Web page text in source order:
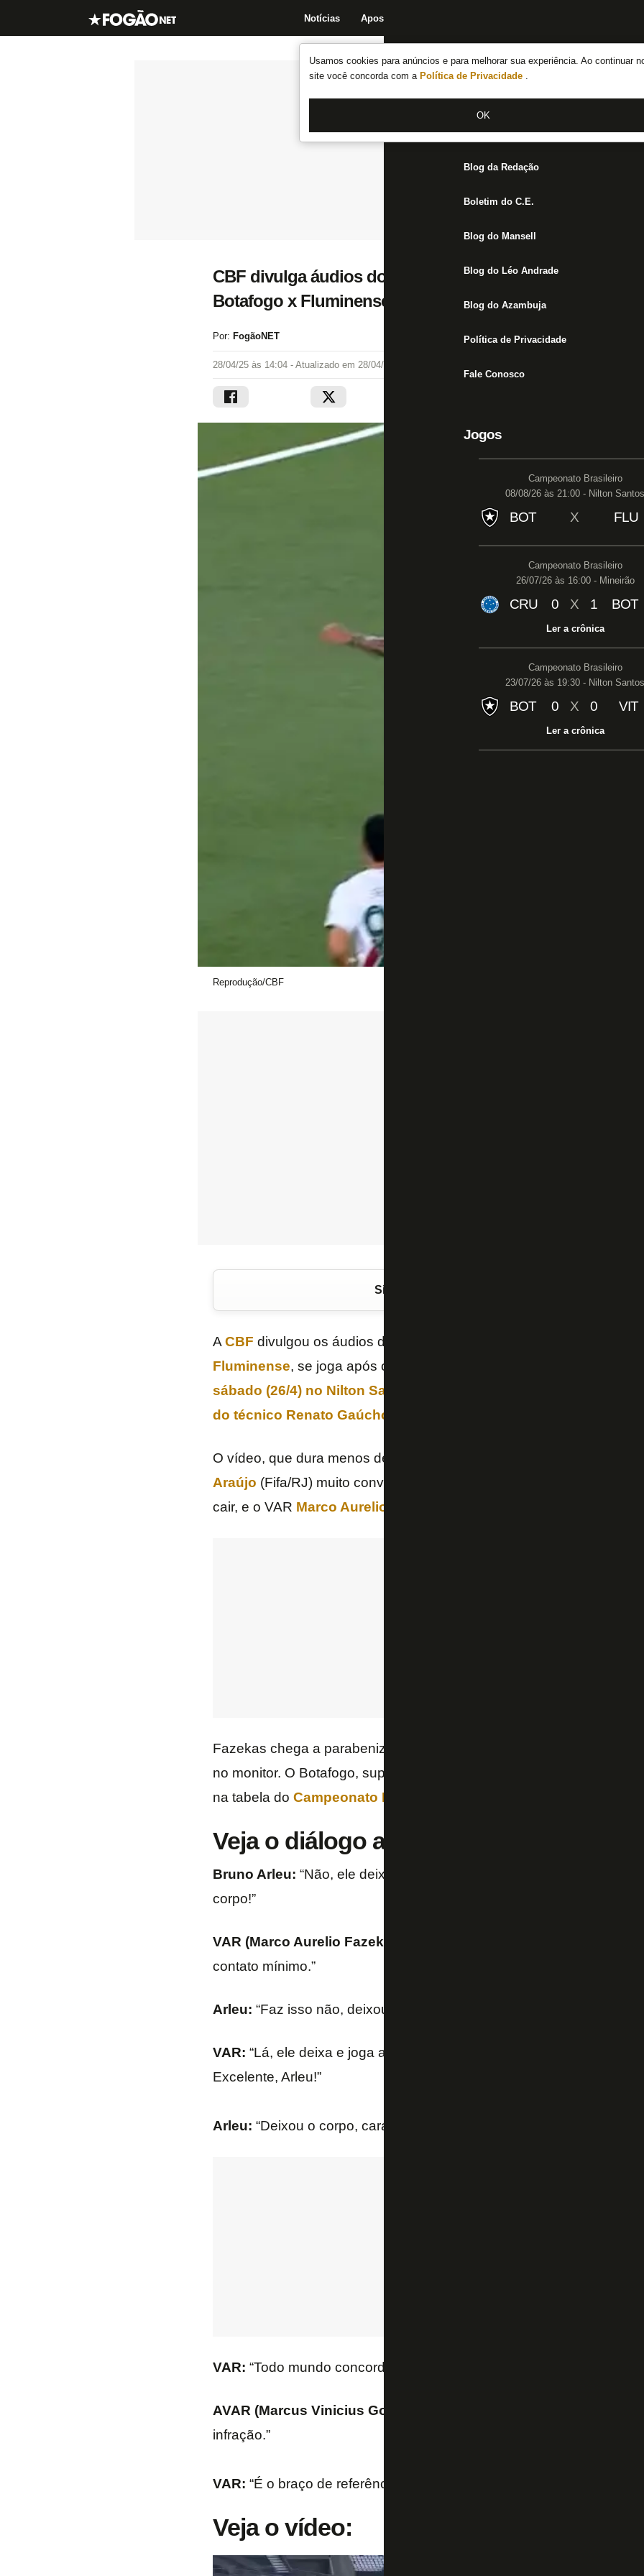
Usamos cookies para anúncios e para melhorar sua experiência. Ao continuar
site você concorda com a Política de Privacidade .
OK
Notícias Apostas
Notícias do Botafogo
Fórum
Jogos
Blog da Redação
Boletim do C.E.
Blog do Mansell
Blog do Léo Andrade
Blog do Azambuja
Política de Privacidade
Fale Conosco
Jogos
Campeonato Brasileiro
08/08/26 às 21:00 - Nilton Santos
BOT X FLU
Campeonato Brasileiro
26/07/26 às 16:00 - Mineirão
CRU 0 X 1 BOT
Ler a crônica
Campeonato Brasileiro
23/07/26 às 19:30 - Nilton Santos
BOT 0 X 0 VIT
Ler a crônica
CBF divulga áudios do VAR em lance entre Arias e
Botafogo x Fluminense: ‘Ele deixa o corpo e se joga’
Por: FogãoNET
28/04/25 às 14:04 - Atualizado em 28/04/25 às 14:35
Reprodução/CBF
Siga o FogãoNET
ACBF divulgou os áudios da revisão do
Fluminense, se joga após contato com
sábado (26/4) no Nilton Santos
do técnico Renato Gaúcho
O vídeo, que dura menos de um minuto (
Araújo (Fifa/RJ) muito convicto da decisão, exclamando que Arias
cair, e o VAR Marco Aurelio Augusto Fazekas Ferreira
Fazekas chega a parabenizar Arleu pela decisão de campo e não
no monitor. O Botafogo, superior em campo, venceu por 2 a 0 e
na tabela do Campeonato Brasileiro
Veja o diálogo abaixo:
Bruno Arleu: “Não, ele deixa o corpo! Ele deixa o corpo e cai! Ele
corpo!”
VAR (Marco Aurelio Fazekas):
contato mínimo.”
Arleu: “Faz isso não, deixou o corpo!”
VAR: “Lá, ele deixa e joga as pernas para trás, OK? Ele deixa o
Excelente, Arleu!”
Arleu: “Deixou o corpo, cara! Ele para!”
VAR: “Todo mundo concorda?”
AVAR (Marcus Vinicius Gomes):
infração.”
VAR: “É o braço de referência e ele se joga.”
Veja o vídeo: